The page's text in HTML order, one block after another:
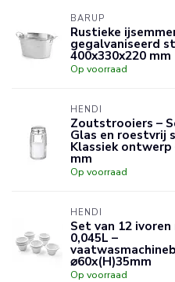
BARUP
Rustieke
gegalvaniseerd
400x330x220 mm
Op voorraad
HENDI
Zoutstrooiers –
Glas en roestvrij
Klassiek ontwerp
mm
Op voorraad
HENDI
Set van 12 ivoren
0,045L –
⌀60x(H)35mm
Op voorraad